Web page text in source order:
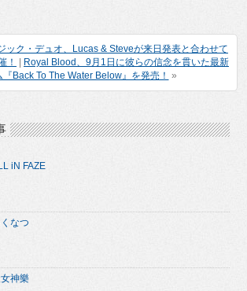
ック・デュオ、Lucas & Steveが来日発表と合わせて
！
Royal Blood、9月1日に彼らの信念を貫いた最新
『Back To The Water Below』を発売！ »
iN FAZE
くなつ
神樂